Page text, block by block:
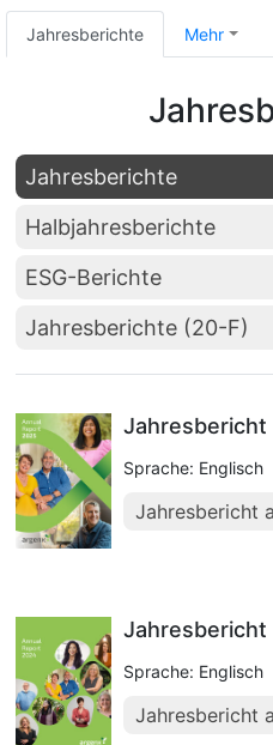
Jahresberichte Mehr
Jahresberichte
Halbjahresberichte
ESG-Berichte
Jahresberichte (20-F)
Jahresbericht
Sprache: Englisch
Jahresbericht
Jahresbericht
Sprache: Englisch
Jahresbericht